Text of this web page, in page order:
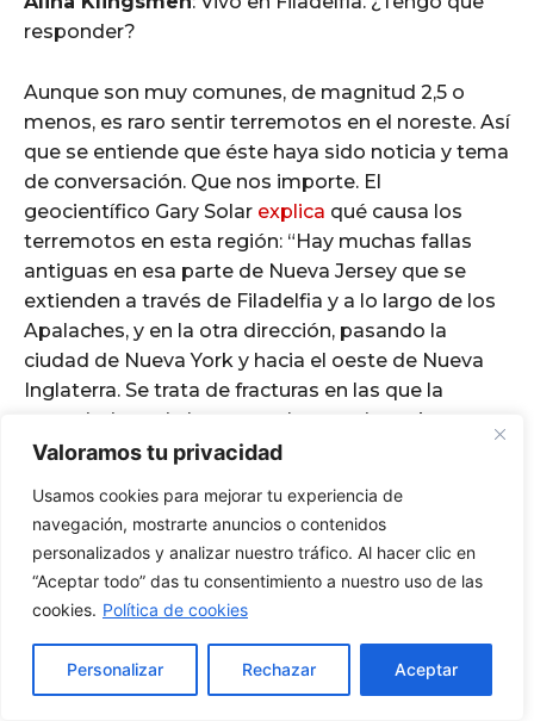
Valoramos tu privacidad
Usamos cookies para mejorar tu experiencia de
navegación, mostrarte anuncios o contenidos
personalizados y analizar nuestro tráfico. Al hacer clic en
“Aceptar todo” das tu consentimiento a nuestro uso de las
cookies. Política de cookies
Personalizar Rechazar Aceptar